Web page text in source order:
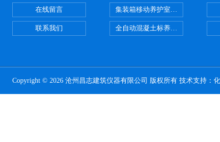
在线留言
联系我们
集装箱移动养护室 标养室
全自动混凝土标养室恒温恒湿设备
Copyright © 2026 沧州昌志建筑仪器有限公司 版权所有 技术支持：